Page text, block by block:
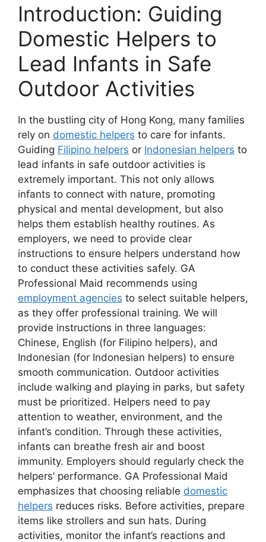
Introduction: Guiding
Domestic Helpers to
Lead Infants in Safe
Outdoor Activities
In the bustling city of Hong Kong, many families
rely on domestic helpers to care for infants.
Guiding Filipino helpers or Indonesian helpers to
lead infants in safe outdoor activities is
extremely important. This not only allows
infants to connect with nature, promoting
physical and mental development, but also
helps them establish healthy routines. As
employers, we need to provide clear
instructions to ensure helpers understand how
to conduct these activities safely. GA
Professional Maid recommends using
employment agencies to select suitable helpers,
as they offer professional training. We will
provide instructions in three languages:
Chinese, English (for Filipino helpers), and
Indonesian (for Indonesian helpers) to ensure
smooth communication. Outdoor activities
include walking and playing in parks, but safety
must be prioritized. Helpers need to pay
attention to weather, environment, and the
infant’s condition. Through these activities,
infants can breathe fresh air and boost
immunity. Employers should regularly check the
helpers’ performance. GA Professional Maid
emphasizes that choosing reliable domestic
helpers reduces risks. Before activities, prepare
items like strollers and sun hats. During
activities, monitor the infant’s reactions and